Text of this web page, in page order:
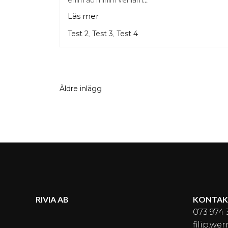
Läs mer
Test 2 Test 3 Test 4
Äldre inlägg
RIVIA AB
073 974